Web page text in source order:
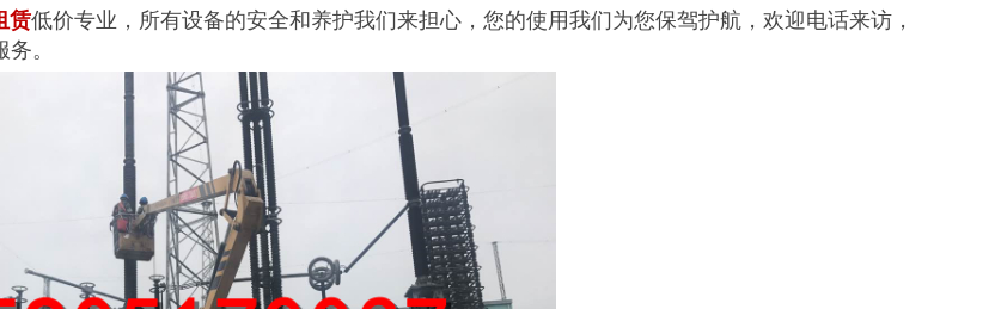
赁低价专业，所有设备的安全和养护我们来担心，您的使用我们为您保驾护航，欢迎电话来访，
。